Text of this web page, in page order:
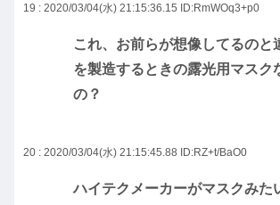
19 : 2020/03/04(水) 21:15:36.15 ID:RmWOq3+p0
これ、お前らが想像してるのと
を製造するときの露光用マスク
の？
20 : 2020/03/04(水) 21:15:45.88 ID:RZ+t/BaO0
ハイテクメーカーがマスクみた